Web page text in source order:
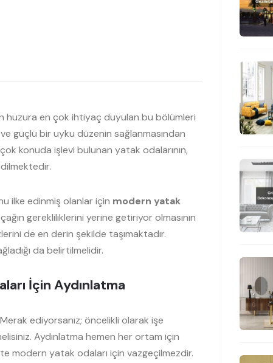
huzura en çok ihtiyaç duyulan bu bölümleri
güçlü bir uyku düzenin sağlanmasından
konuda işlevi bulunan yatak odalarının,
ilke edinmiş olanlar için modern yatak
gerekliliklerini yerine getiriyor olmasının
de en derin şekilde taşımaktadır.
da belirtilmelidir.
İçin Aydınlatma
Merak ediyorsanız; öncelikli olarak işe
Aydınlatma hemen her ortam için
modern yatak odaları için vazgeçilmezdir.